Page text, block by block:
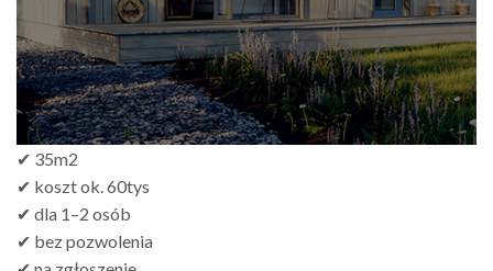
✔ 35m2
✔ koszt ok. 60tys
✔ dla 1–2 osób
✔ bez pozwolenia